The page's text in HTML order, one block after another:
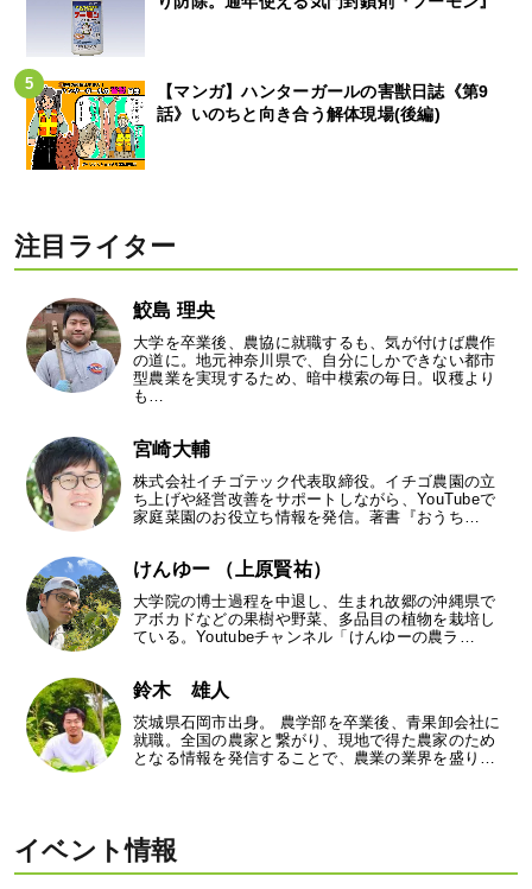
【マンガ】ハンターガールの害獣日誌《第9
話》いのちと向き合う解体現場(後編)
注目ライター
鮫島 理央
大学を卒業後、農協に就職するも、気が付けば農作
の道に。地元神奈川県で、自分にしかできない都市
型農業を実現するため、暗中模索の毎日。収穫より
も…
宮崎大輔
株式会社イチゴテック代表取締役。イチゴ農園の立
ち上げや経営改善をサポートしながら、YouTubeで
家庭菜園のお役立ち情報を発信。著書『おうち…
けんゆー （上原賢祐）
大学院の博士過程を中退し、生まれ故郷の沖縄県で
アボカドなどの果樹や野菜、多品目の植物を栽培し
ている。Youtubeチャンネル「けんゆーの農ラ…
鈴木 雄人
茨城県石岡市出身。 農学部を卒業後、青果卸会社に
就職。全国の農家と繋がり、現地で得た農家のため
となる情報を発信することで、農業の業界を盛り…
イベント情報